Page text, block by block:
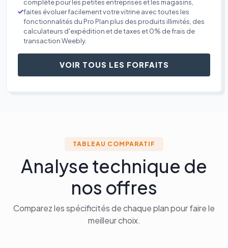
complète pour les petites entreprises et les magasins,
faites évoluer facilement votre vitrine avec toutes les
fonctionnalités du Pro Plan plus des produits illimités, des
calculateurs d'expédition et de taxes et 0% de frais de
transaction Weebly.
VOIR TOUS LES FORFAITS
TABLEAU COMPARATIF
Analyse technique de
nos offres
Comparez les spécificités de chaque plan pour faire le
meilleur choix.